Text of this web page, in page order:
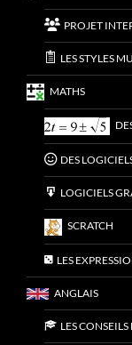
PROJET
LES STYLES
MATHS
DES
LOGICIELS
SCRATCH
LES
ANGLAIS
LES